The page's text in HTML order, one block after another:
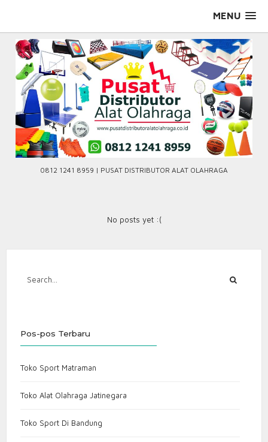
MENU
0812 1241 8959 | PUSAT DISTRIBUTOR ALAT OLAHRAGA
No posts yet :(
Pos-pos Terbaru
Toko Sport Matraman
Toko Alat Olahraga Jatinegara
Toko Sport Di Bandung